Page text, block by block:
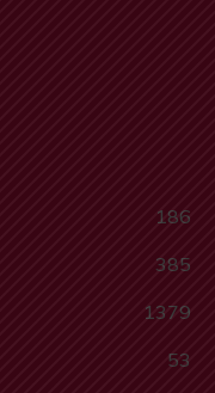
186
385
1379
53